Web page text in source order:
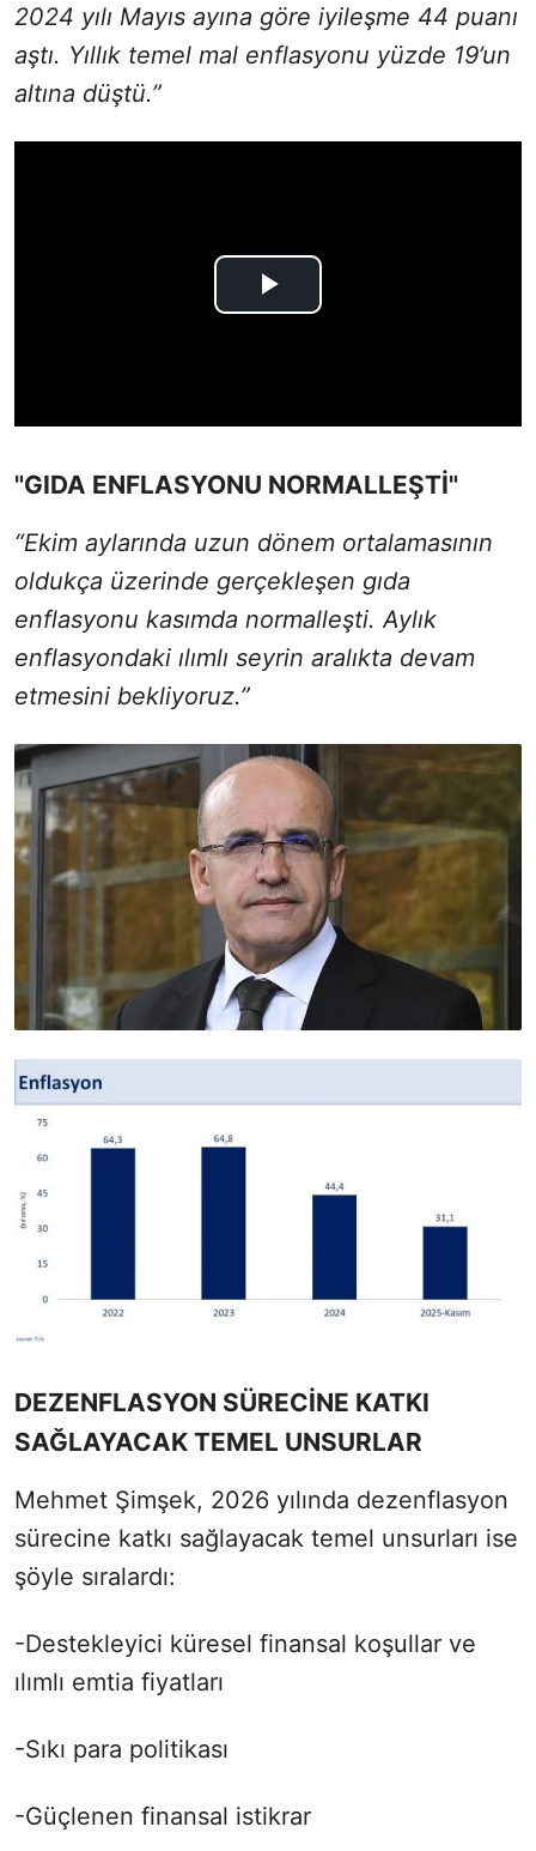
2024 yılı Mayıs ayına göre iyileşme 44 puanı
aştı. Yıllık temel mal enflasyonu yüzde 19’un
altına düştü.”
"GIDA ENFLASYONU NORMALLEŞTİ"
“Ekim aylarında uzun dönem ortalamasının
oldukça üzerinde gerçekleşen gıda
enflasyonu kasımda normalleşti. Aylık
enflasyondaki ılımlı seyrin aralıkta devam
etmesini bekliyoruz.”
DEZENFLASYON SÜRECİNE KATKI
SAĞLAYACAK TEMEL UNSURLAR
Mehmet Şimşek, 2026 yılında dezenflasyon
sürecine katkı sağlayacak temel unsurları ise
şöyle sıralardı:
-Destekleyici küresel finansal koşullar ve
ılımlı emtia fiyatları
-Sıkı para politikası
-Güçlenen finansal istikrar